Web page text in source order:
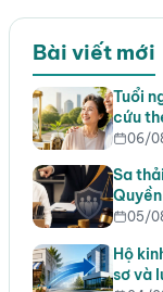
Bài viết mới
Tuổi
cứu
06/
Sa
05/
Hộ
sơ và